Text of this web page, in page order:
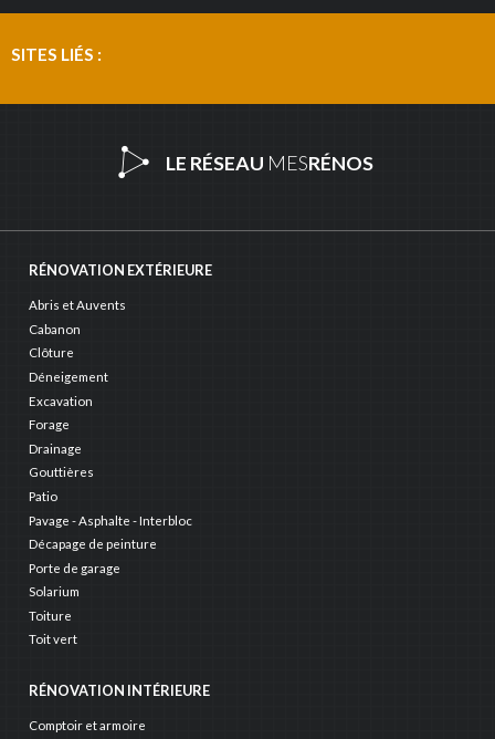
SITES LIÉS :
LE RÉSEAU MESRÉNOS
RÉNOVATION EXTÉRIEURE
Abris et Auvents
Cabanon
Clôture
Déneigement
Excavation
Forage
Drainage
Gouttières
Patio
Pavage - Asphalte - Interbloc
Décapage de peinture
Porte de garage
Solarium
Toiture
Toit vert
RÉNOVATION INTÉRIEURE
Comptoir et armoire